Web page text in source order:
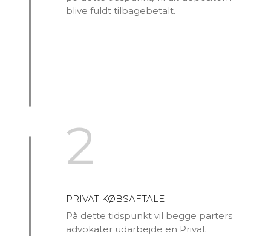
blive fuldt tilbagebetalt.
2
PRIVAT KØBSAFTALE
På dette tidspunkt vil begge parters
advokater udarbejde en Privat